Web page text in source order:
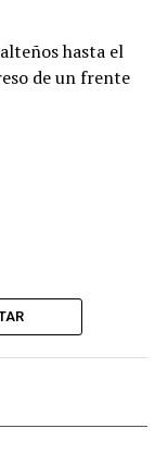
hasta el
de un frente